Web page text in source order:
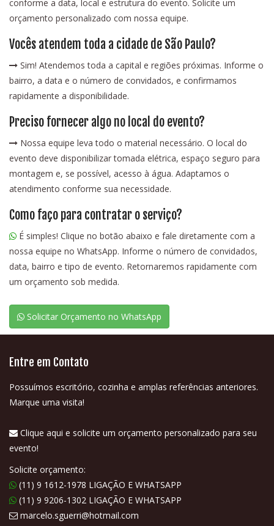
conforme a data, local e estrutura do evento. Solicite um
orçamento personalizado com nossa equipe.
Vocês atendem toda a cidade de São Paulo?
Sim! Atendemos toda a capital e regiões próximas. Informe o
bairro, a data e o número de convidados, e confirmamos
rapidamente a disponibilidade.
Preciso fornecer algo no local do evento?
Nossa equipe leva todo o material necessário. O local do
evento deve disponibilizar tomada elétrica, espaço seguro para
montagem e, se possível, acesso à água. Adaptamos o
atendimento conforme sua necessidade.
Como faço para contratar o serviço?
É simples! Clique no botão abaixo e fale diretamente com a
nossa equipe no WhatsApp. Informe o número de convidados,
data, bairro e tipo de evento. Retornaremos rapidamente com
um orçamento sob medida.
Solicitar Orçamento no WhatsApp
Entre em Contato
Possuímos escritório, cozinha e amplas referências anteriores.
Marque uma visita!
Clique aqui e solicite um orçamento personalizado para seu
evento!
Solicite orçamento:
(11) 9 1612-1978 LIGAÇÃO E WHATSAPP
(11) 9 9206-1302 LIGAÇÃO E WHATSAPP
marcelo.sguerri@hotmail.com